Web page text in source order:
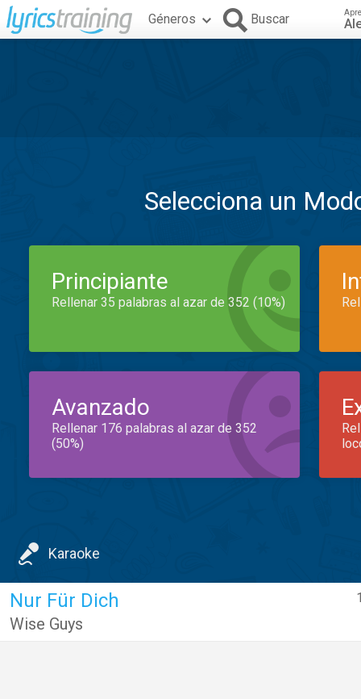
Géneros Buscar
Selecciona un
Principiante
Rellenar 35 palabras al azar de 352 (10%)
Avanzado
Rellenar 176 palabras al azar de 352
(50%)
Karaoke
Nur Für Dich
Wise Guys